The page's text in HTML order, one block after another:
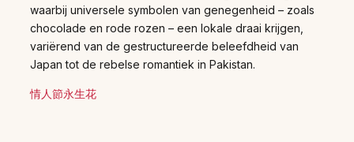
waarbij universele symbolen van genegenheid – zoals
chocolade en rode rozen – een lokale draai krijgen,
variërend van de gestructureerde beleefdheid van
Japan tot de rebelse romantiek in Pakistan.
情人節永生花